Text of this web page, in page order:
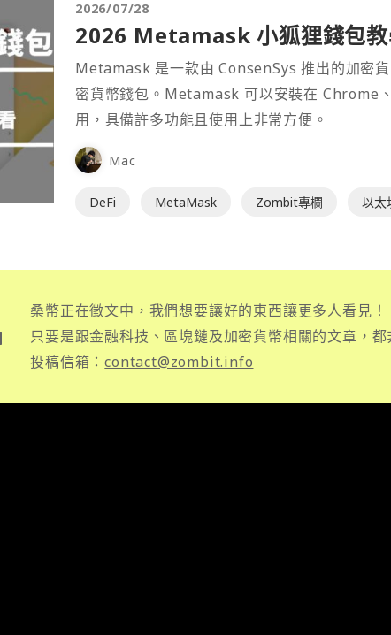
2026/07/28
2026 Metamask 小狐狸錢包
Metamask 是一款由 ConsenSys 推出的加密
密貨幣錢包。Metamask 可以安裝在 Chrome
用，具備許多功能且使用上非常方便。
Mac
DeFi MetaMask Zombit專欄 以太
桑幣正在徵文中，我們想要讓好的東西讓更多人看見！
只要是跟金融科技、區塊鏈及加密貨幣相關的文章，
投稿信箱：contact@zombit.info